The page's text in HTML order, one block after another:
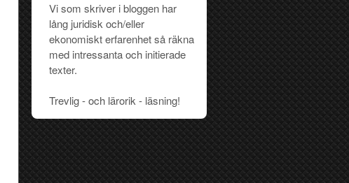
Vi som skriver i bloggen har
lång juridisk och/eller
ekonomiskt erfarenhet så räkna
med intressanta och initierade
texter.
Trevlig - och lärorik - läsning!